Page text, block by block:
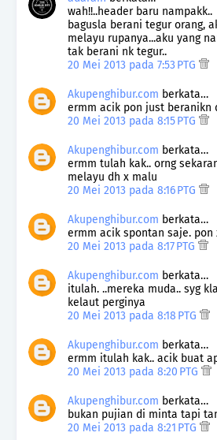
wah!!..header baru nampakk..
bagusla berani tegur orang,
melayu rupanya...aku yang
tak berani nk tegur..
20 Mei 2013 pada 7:53 PTG
Akupenghibur.com berkata…
ermm acik pon just beranikn
20 Mei 2013 pada 8:15 PTG
Akupenghibur.com berkata…
ermm tulah kak.. orng
melayu dh x malu
20 Mei 2013 pada 8:16 PTG
Akupenghibur.com berkata…
ermm acik spontan saje. pon
20 Mei 2013 pada 8:17 PTG
Akupenghibur.com berkata…
itulah. ..mereka muda.. syg
kelaut perginya
20 Mei 2013 pada 8:18 PTG
Akupenghibur.com berkata…
ermm itulah kak.. acik buat
20 Mei 2013 pada 8:20 PTG
Akupenghibur.com berkata…
bukan pujian di minta tapi
20 Mei 2013 pada 8:21 PTG